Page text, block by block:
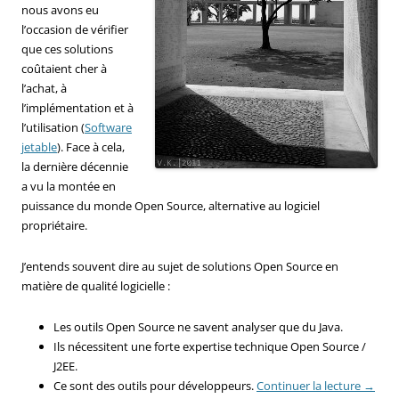
nous avons eu
l’occasion de vérifier
que ces solutions
coûtaient cher à
l’achat, à
l’implémentation et à
l’utilisation (Software
jetable). Face à cela,
la dernière décennie
a vu la montée en
puissance du monde Open Source, alternative au logiciel
propriétaire.
J’entends souvent dire au sujet de solutions Open Source en
matière de qualité logicielle :
Les outils Open Source ne savent analyser que du Java.
Ils nécessitent une forte expertise technique Open Source /
J2EE.
Ce sont des outils pour développeurs.Continuer la lecture →